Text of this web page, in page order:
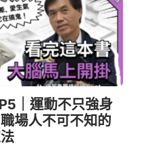
｜運動不只強身
場人不可不知的